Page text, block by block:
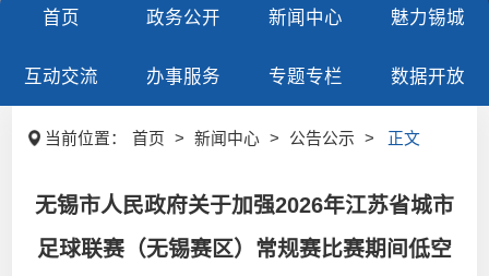
首页 政务公开 新闻中心 魅力锡城
互动交流 办事服务 专题专栏 数据开放
当前位置： 首页 > 新闻中心 > 公告公示 > 正文
无锡市人民政府关于加强2026年江苏省城市
足球联赛（无锡赛区）常规赛比赛期间低空